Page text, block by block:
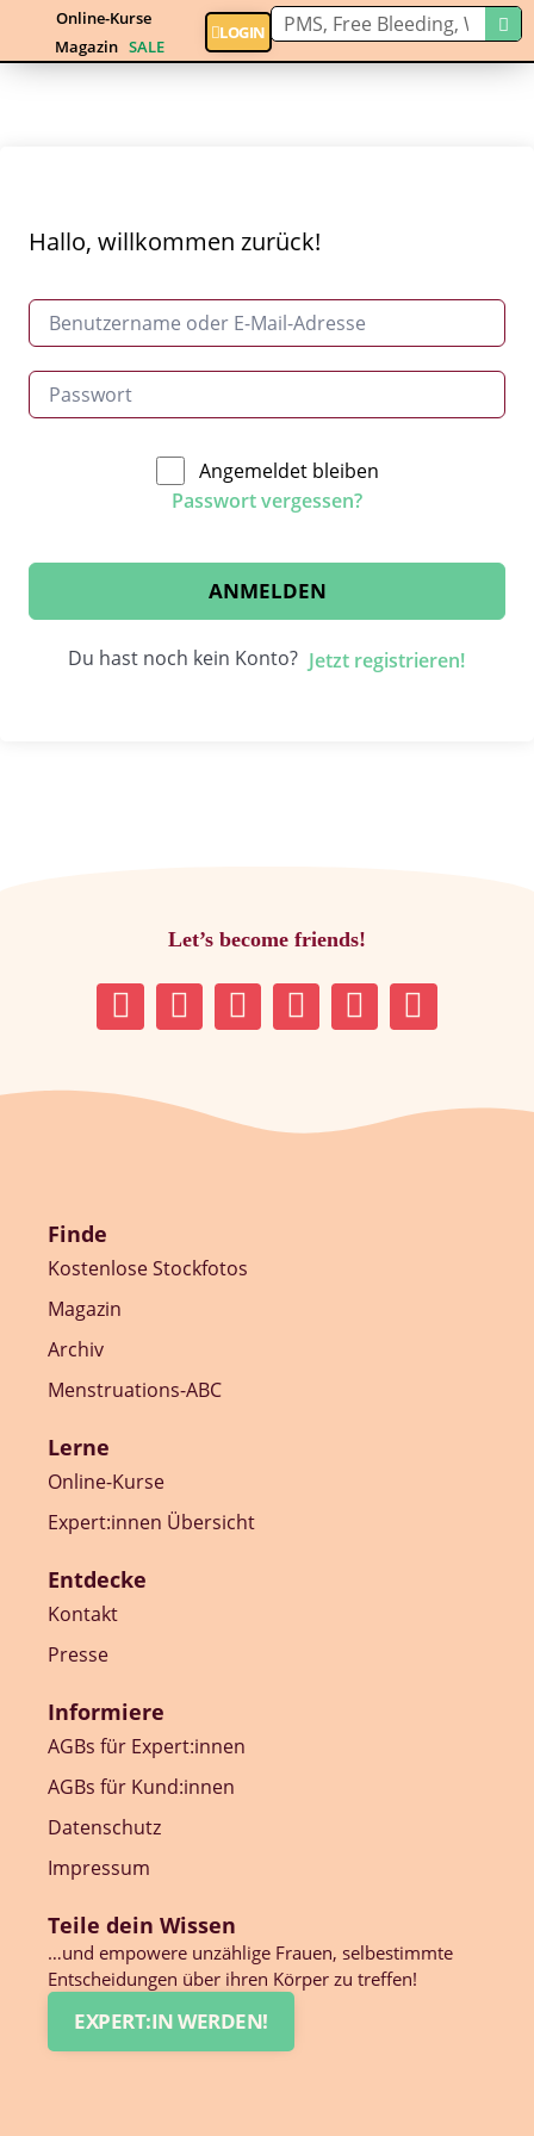
Online-Kurse
Magazin SALE
LOGIN
Hallo, willkommen zurück!
Angemeldet bleiben
Passwort vergessen?
ANMELDEN
Du hast noch kein Konto? Jetzt registrieren!
Let’s become friends!
Finde
Kostenlose Stockfotos
Magazin
Archiv
Menstruations-ABC
Lerne
Online-Kurse
Expert:innen Übersicht
Entdecke
Kontakt
Presse
Informiere
AGBs für Expert:innen
AGBs für Kund:innen
Datenschutz
Impressum
Teile dein Wissen
…und empowere unzählige Frauen, selbestimmte
Entscheidungen über ihren Körper zu treffen!
EXPERT:IN WERDEN!